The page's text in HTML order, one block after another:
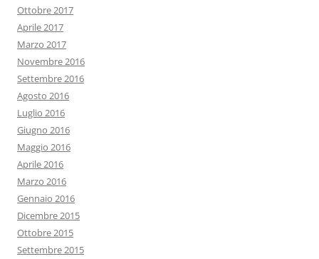
Ottobre 2017
Aprile 2017
Marzo 2017
Novembre 2016
Settembre 2016
Agosto 2016
Luglio 2016
Giugno 2016
Maggio 2016
Aprile 2016
Marzo 2016
Gennaio 2016
Dicembre 2015
Ottobre 2015
Settembre 2015